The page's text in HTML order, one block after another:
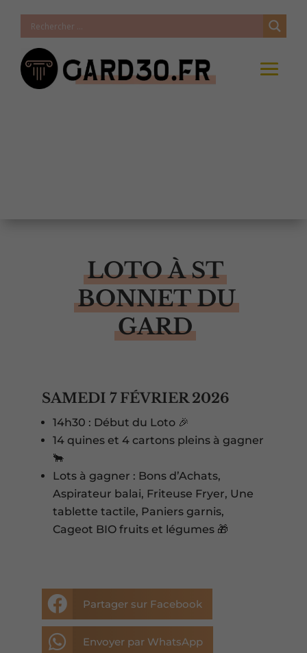
LOTO À ST
BONNET DU
GARD
SAMEDI 7 FÉVRIER 2026
14h30 : Début du Loto 🎉
14 quines et 4 cartons pleins à gagner
🐂
Lots à gagner : Bons d’Achats,
Aspirateur balai, Friteuse Fryer, Une
tablette tactile, Paniers garnis,
Cageot BIO fruits et légumes 🎁
 Partager sur Facebook
 Envoyer par WhatsApp